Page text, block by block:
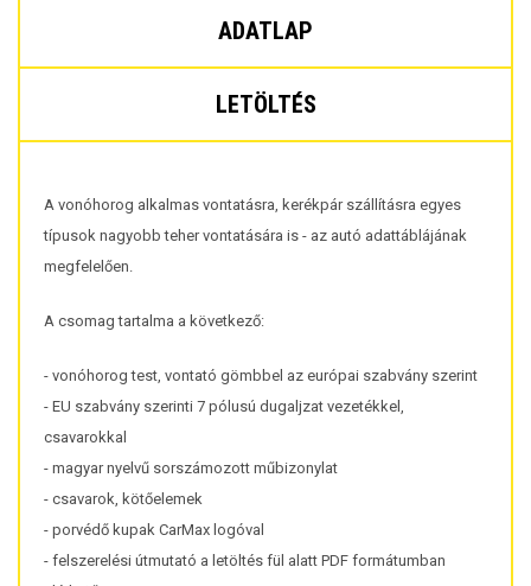
ADATLAP
LETÖLTÉS
A vonóhorog alkalmas vontatásra, kerékpár szállításra egyes
típusok nagyobb teher vontatására is - az autó adattáblájának
megfelelően.
A csomag tartalma a következő:
- vonóhorog test, vontató gömbbel az európai szabvány szerint
- EU szabvány szerinti 7 pólusú dugaljzat vezetékkel,
csavarokkal
- magyar nyelvű sorszámozott műbizonylat
- csavarok, kötőelemek
- porvédő kupak CarMax logóval
- felszerelési útmutató a letöltés fül alatt PDF formátumban